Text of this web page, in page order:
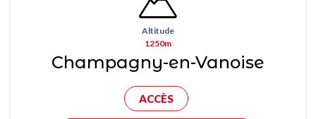
Altitude
1250m
Champagny-en-Vanoise
ACCÈS